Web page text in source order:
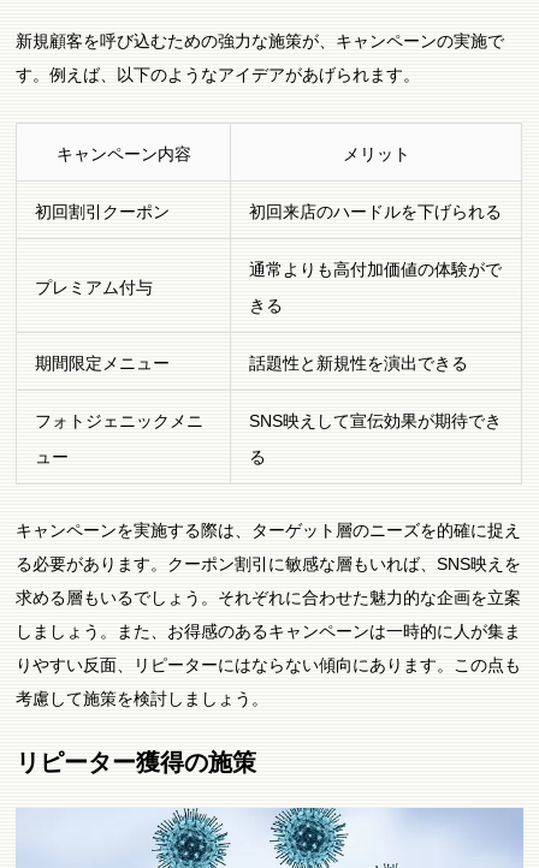
新規顧客を呼び込むための強力な施策が、キャンペーンの実施で
す。例えば、以下のようなアイデアがあげられます。
キャンペーン内容 メリット
初回割引クーポン 初回来店のハードルを下げられる
プレミアム付与
通常よりも高付加価値の体験がで
きる
期間限定メニュー 話題性と新規性を演出できる
フォトジェニックメニ
ュー
SNS映えして宣伝効果が期待でき
る
キャンペーンを実施する際は、ターゲット層のニーズを的確に捉え
る必要があります。クーポン割引に敏感な層もいれば、SNS映えを
求める層もいるでしょう。それぞれに合わせた魅力的な企画を立案
しましょう。また、お得感のあるキャンペーンは一時的に人が集ま
りやすい反面、リピーターにはならない傾向にあります。この点も
考慮して施策を検討しましょう。
リピーター獲得の施策